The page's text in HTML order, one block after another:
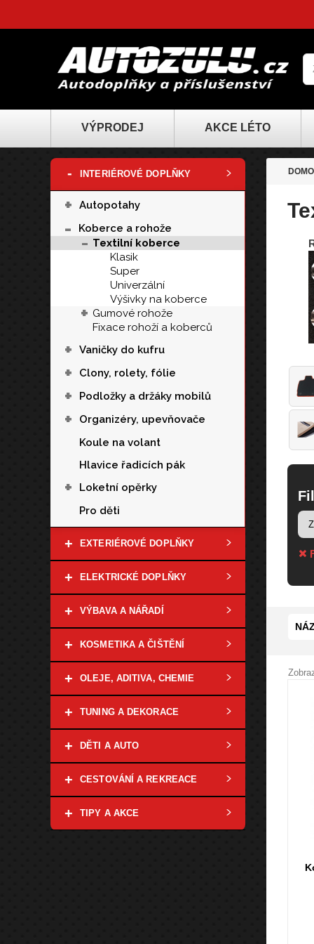
VÝPRODEJ AKCE LÉTO
- INTERIÉROVÉ DOPLŇKY
+ Autopotahy
- Koberce a rohože
- Textilní koberce
Klasik
Super
Univerzální
Výšivky na koberce
+ Gumové rohože
Fixace rohoží a koberců
+ Vaničky do kufru
+ Clony, rolety, fólie
+ Podložky a držáky mobilů
+
Organizéry, upevňovače
Koule na volant
Hlavice řadicích pák
+
Loketní opěrky
Pro děti
+ EXTERIÉROVÉ DOPLŇKY
+ ELEKTRICKÉ DOPLŇKY
+ VÝBAVA A NÁŘADÍ
+ KOSMETIKA A ČIŠTĚNÍ
+ OLEJE, ADITIVA, CHEMIE
+ TUNING A DEKORACE
+ DĚTI A AUTO
+ CESTOVÁNÍ A REKREACE
+ TIPY A AKCE